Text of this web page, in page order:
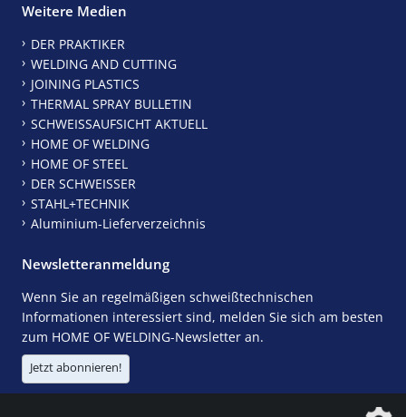
Weitere Medien
DER PRAKTIKER
WELDING AND CUTTING
JOINING PLASTICS
THERMAL SPRAY BULLETIN
SCHWEISSAUFSICHT AKTUELL
HOME OF WELDING
HOME OF STEEL
DER SCHWEISSER
STAHL+TECHNIK
Aluminium-Lieferverzeichnis
Newsletteranmeldung
Wenn Sie an regelmäßigen schweißtechnischen
Informationen interessiert sind, melden Sie sich am besten
zum HOME OF WELDING-Newsletter an.
Jetzt abonnieren!